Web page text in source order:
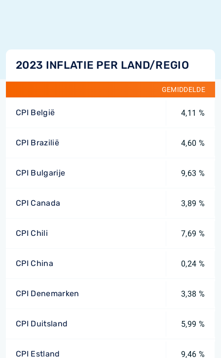
2023 INFLATIE PER LAND/REGIO
GEMIDDELDE
CPI België 4,11 %
CPI Brazilië 4,60 %
CPI Bulgarije 9,63 %
CPI Canada 3,89 %
CPI Chili 7,69 %
CPI China 0,24 %
CPI Denemarken 3,38 %
CPI Duitsland 5,99 %
CPI Estland 9,46 %